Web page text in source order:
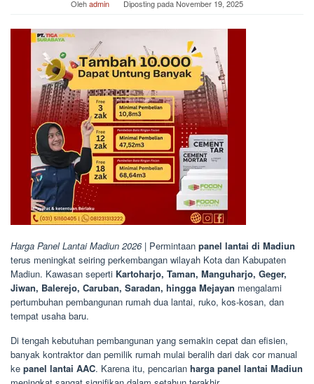
Olehadmin Diposting padaNovember 19, 2025
Harga Panel Lantai Madiun 2026 | Permintaan panel lantai di Madiun
terus meningkat seiring perkembangan wilayah Kota dan Kabupaten
Madiun. Kawasan seperti Kartoharjo, Taman, Manguharjo, Geger,
Jiwan, Balerejo, Caruban, Saradan, hingga Mejayan mengalami
pertumbuhan pembangunan rumah dua lantai, ruko, kos-kosan, dan
tempat usaha baru.
Di tengah kebutuhan pembangunan yang semakin cepat dan efisien,
banyak kontraktor dan pemilik rumah mulai beralih dari dak cor manual
ke panel lantai AAC. Karena itu, pencarian harga panel lantai Madiun